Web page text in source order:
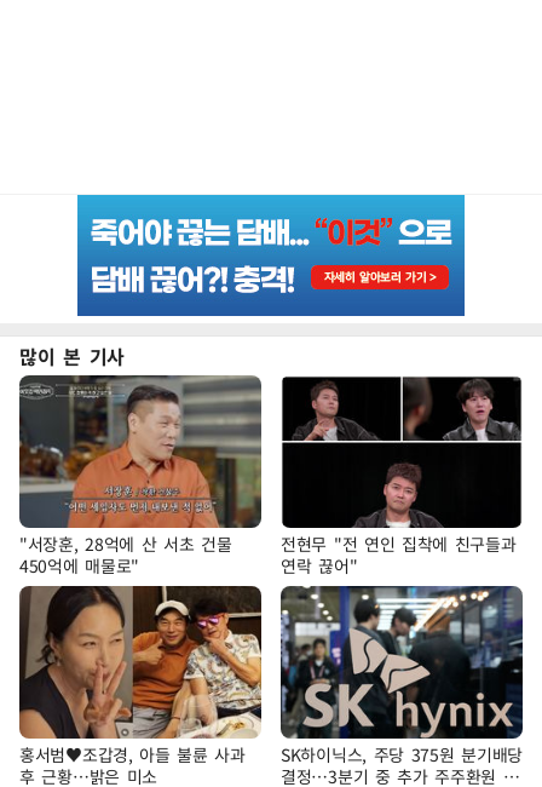
많이 본 기사
"서장훈, 28억에 산 서초 건물
450억에 매물로"
전현무 "전 연인 집착에 친구들과
연락 끊어"
홍서범♥조갑경, 아들 불륜 사과
후 근황…밝은 미소
SK하이닉스, 주당 375원 분기배당
결정…3분기 중 추가 주주환원 발